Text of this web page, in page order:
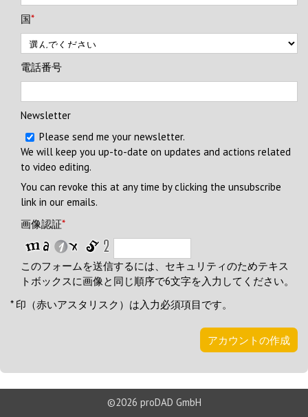
国*
電話番号
Newsletter
Please send me your newsletter.
We will keep you up-to-date on updates and actions related
to video editing.
You can revoke this at any time by clicking the unsubscribe
link in our emails.
画像認証*
このフォームを送信するには、セキュリティのためテキス
トボックスに画像と同じ順序で6文字を入力してください。
* 印（赤いアスタリスク）は入力必須項目です。
アカウントの作成
©2026 proDAD GmbH